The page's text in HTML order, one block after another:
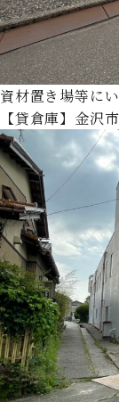
資材置き場等に
【貸倉庫】金